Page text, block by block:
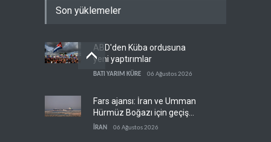
Son yüklemeler
ABD'den Küba ordusuna
yeni yaptırımlar
BATI YARIM KÜRE 06 Ağustos 2026
Fars ajansı: İran ve Umman
Hürmüz Boğazı için geçiş
koridorlarında anlaştı
İRAN 06 Ağustos 2026